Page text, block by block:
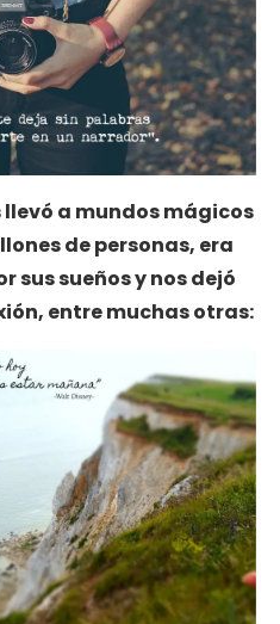
llevó a mundos mágicos
de personas, era
sus sueños y nos dejó
entre muchas otras: